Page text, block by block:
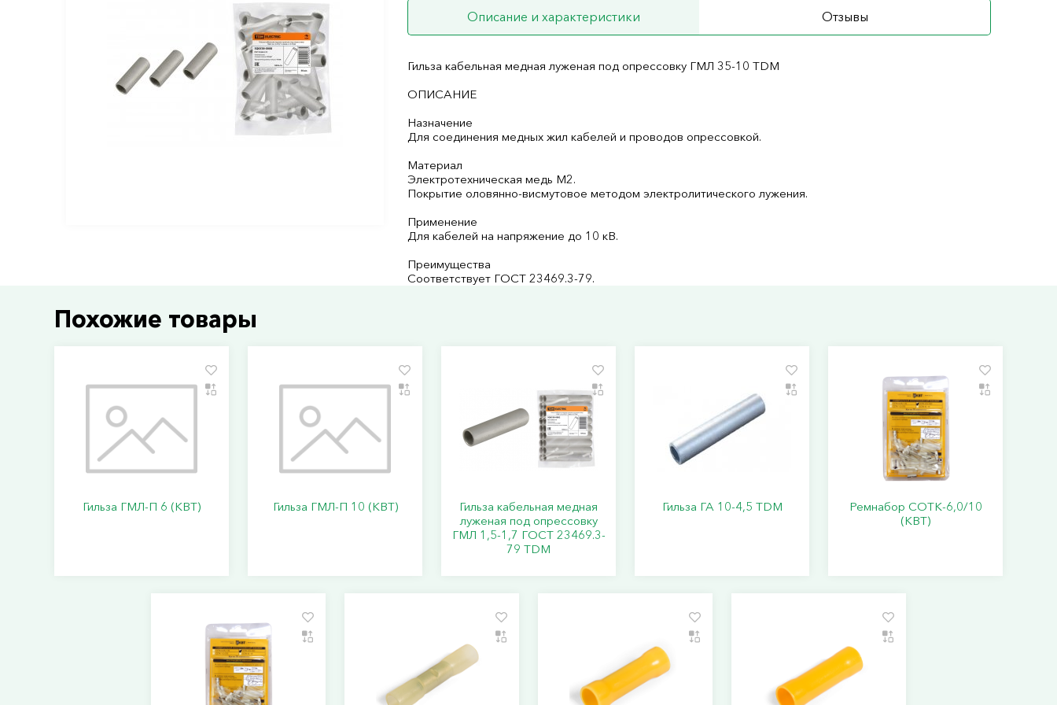
Описание и характеристики Отзывы
Гильза кабельная медная луженая под опрессовку ГМЛ 35-10 TDM
ОПИСАНИЕ
Назначение
Для соединения медных жил кабелей и проводов опрессовкой.
Материал
Электротехническая медь М2.
Покрытие оловянно-висмутовое методом электролитического лужения.
Применение
Для кабелей на напряжение до 10 кВ.
Преимущества
Соответствует ГОСТ 23469.3-79.
Похожие товары
Гильза ГМЛ-П 6 (КВТ) Гильза ГМЛ-П 10 (КВТ)
Гильза кабельная медная
луженая под опрессовку
ГМЛ 1,5-1,7 ГОСТ 23469.3-
79 TDM
Гильза ГА 10-4,5 TDM
Ремнабор СОТК-6,0/10
(КВТ)